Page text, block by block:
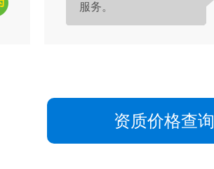
服务。
资质价格查询